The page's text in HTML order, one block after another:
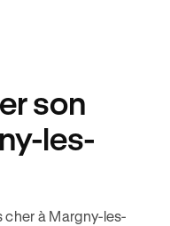
son
les-
cher à Margny-les-